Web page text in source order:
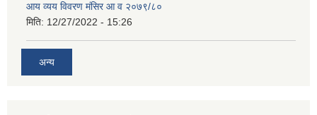
आय व्यय विवरण मंसिर आ व २०७९/८०
मिति: 12/27/2022 - 15:26
अन्य